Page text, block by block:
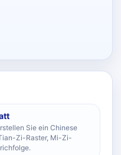
Sie ein Chinese
Zi-Raster, Mi-Zi-